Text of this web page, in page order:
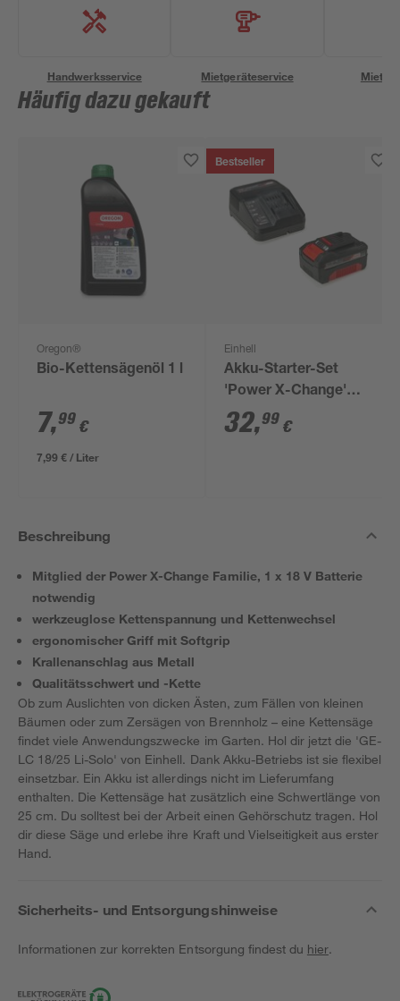
Handwerksservice Mietgeräteservice
Häufig dazu gekauft
Oregon®
Bio-Kettensägenöl 1 l
7,99 €
7,99 € / Liter
Bestseller
Einhell
Akku-Starter-Set
'Power X-Change'
Ladegerät und Akku
18 V, 4,0 Ah
32,99 €
Beschreibung
Mitglied der Power X-Change Familie, 1 x 18 V Batterie
notwendig
werkzeuglose Kettenspannung und Kettenwechsel
ergonomischer Griff mit Softgrip
Krallenanschlag aus Metall
Qualitätsschwert und -Kette
Ob zum Auslichten von dicken Ästen, zum Fällen von kleinen
Bäumen oder zum Zersägen von Brennholz – eine Kettensäge
findet viele Anwendungszwecke im Garten. Hol dir jetzt die 'GE-
LC 18/25 Li-Solo' von Einhell. Dank Akku-Betriebs ist sie flexibel
einsetzbar. Ein Akku ist allerdings nicht im Lieferumfang
enthalten. Die Kettensäge hat zusätzlich eine Schwertlänge von
25 cm. Du solltest bei der Arbeit einen Gehörschutz tragen. Hol
dir diese Säge und erlebe ihre Kraft und Vielseitigkeit aus erster
Hand.
Sicherheits- und Entsorgungshinweise
Informationen zur korrekten Entsorgung findest du hier.